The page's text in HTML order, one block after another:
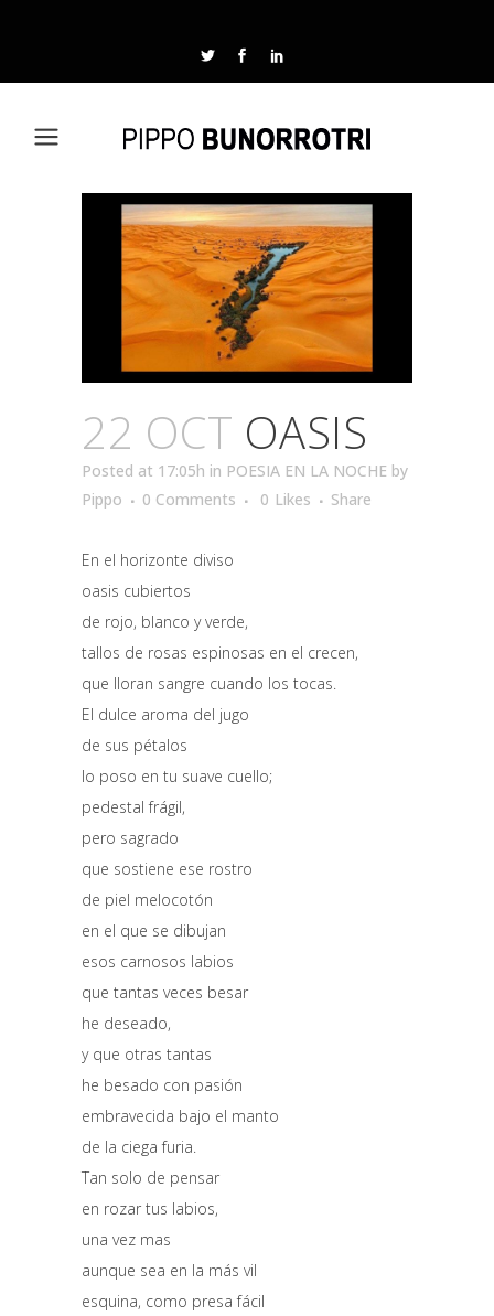
22 OCT OASIS
Posted at 17:05h in POESIA EN LA NOCHE by
Pippo
0 Comments 0 Likes Share
En el horizonte diviso
oasis cubiertos
de rojo, blanco y verde,
tallos de rosas espinosas en el crecen,
que lloran sangre cuando los tocas.
El dulce aroma del jugo
de sus pétalos
lo poso en tu suave cuello;
pedestal frágil,
pero sagrado
que sostiene ese rostro
de piel melocotón
en el que se dibujan
esos carnosos labios
que tantas veces besar
he deseado,
y que otras tantas
he besado con pasión
embravecida bajo el manto
de la ciega furia.
Tan solo de pensar
en rozar tus labios,
una vez mas
aunque sea en la más vil
esquina, como presa fácil